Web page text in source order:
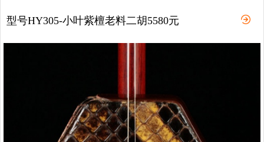
型号HY305-小叶紫檀老料二胡5580元